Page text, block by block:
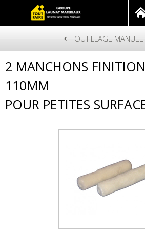
au
contenu
GROUPE LAUNAY
Gagnez en savoir-
OUTILLAGE MANUEL
2 MANCHONS
110MM
POUR PETITES